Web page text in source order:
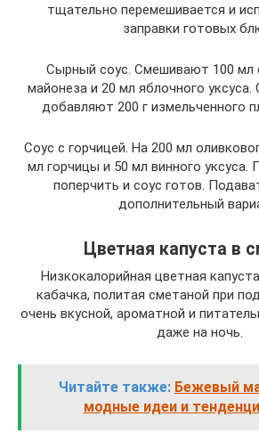
тщательно перемешивается и
заправки готовых
Сырный соус. Смешивают 100 мл
майонеза и 20 мл яблочного
добавляют 200 г измельченного
Соус с горчицей. На 200 мл
мл горчицы и 50 мл винного уксуса.
поперчить и соус готов.
дополнительный
Цветная капуста в
Низкокалорийная цветная
кабачка, политая сметаной при
очень вкусной, ароматной и
даже на ночь.
Читайте также: Бежевый
модные идеи и